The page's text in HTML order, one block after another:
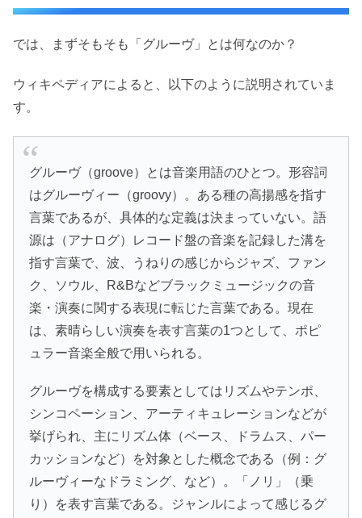
では、まずそもそも「グルーヴ」とは何なのか？
ウィキペディアによると、以下のように説明されていま
す。
グルーヴ（groove）とは音楽用語のひとつ。形容詞
はグルーヴィー（groovy）。ある種の高揚感を指す
言葉であるが、具体的な定義は決まっていない。語
源は（アナログ）レコード盤の音楽を記録した溝を
指す言葉で、波、うねりの感じからジャズ、ファン
ク、ソウル、R&Bなどブラックミュージックの音
楽・演奏に関する表現に転じた言葉である。現在
は、素晴らしい演奏を表す言葉の1つとして、ポピ
ュラー音楽全般で用いられる。
グルーヴを構成する要素としてはリズムやテンポ、
シンコペーション、アーティキュレーションなどが
挙げられ、主にリズム体（ベース、ドラムス、パー
カッションなど）を対象とした概念である（例：グ
ルーヴィーなドラミング、など）。「ノリ」（乗
り）を表す言葉である。ジャンルによって感じるグ